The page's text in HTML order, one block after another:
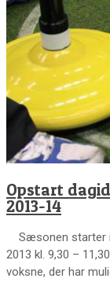
Opstart
2013-14
Sæsonen starter i
2013 kl. 9,30 –
voksne, der har